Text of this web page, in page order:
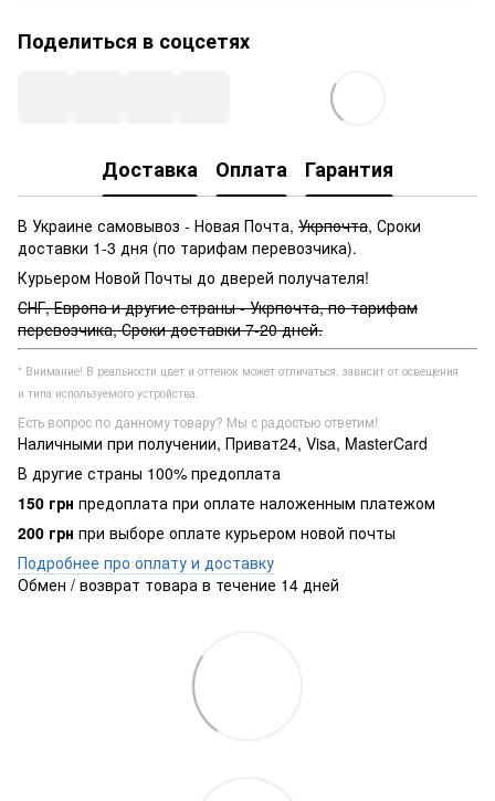
Поделиться в соцсетях
Доставка Оплата Гарантия
В Украине самовывоз - Новая Почта, Укрпочта, Сроки
доставки 1-3 дня (по тарифам перевозчика).
Курьером Новой Почты до дверей получателя!
СНГ, Европа и другие страны - Укрпочта, по тарифам
перевозчика, Сроки доставки 7-20 дней.
* Внимание! В реальности цвет и оттенок может отличаться, зависит от освещения
и типа используемого устройства.
Есть вопрос по данному товару? Мы с радостью ответим!
Наличными при получении, Приват24, Visa, MasterCard
В другие страны 100% предоплата
150 грн предоплата при оплате наложенным платежом
200 грн при выборе оплате курьером новой почты
Подробнее про оплату и доставку
Обмен / возврат товара в течение 14 дней